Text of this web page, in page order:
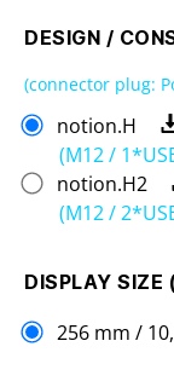
DESIGN /
(connector plug:
notion.H
(M12 /
notion.H2
(M12 /
DISPLAY SIZE
256 mm /